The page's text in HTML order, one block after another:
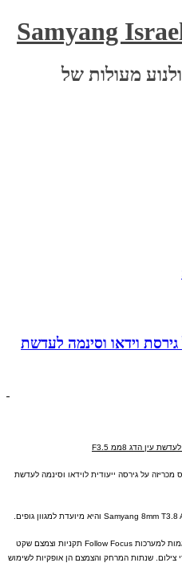
מעולות של
וידאו וסינמה לעדשת
לעדשת עין הדג 8ממ F3.5
מכריזה על גירסה ייעודית לוידאו וסינמה לעדשת
Samyang 8mm T3.8 והיא מיועדת למגוון גופים.
למערכות Follow Focus תקניות וצמצם שקט
צילום. שנתות המרחק והצמצם הן אופקיות לשימוש